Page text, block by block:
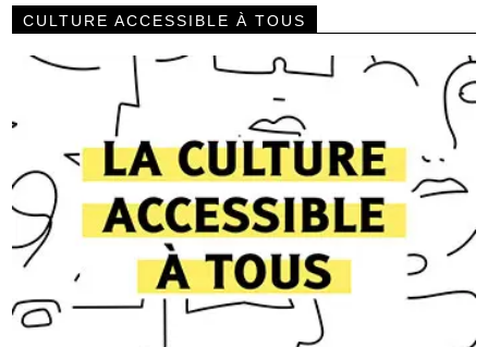
CULTURE ACCESSIBLE À TOUS